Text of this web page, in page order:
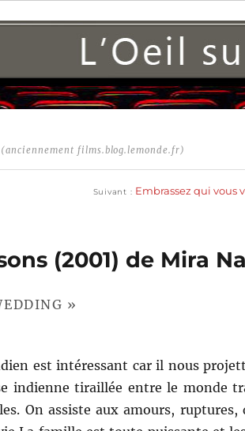
(anciennement films.blog.lemonde.fr)
Suivant Embrassez qui vous
(2001) de Mira
»
est intéressant car il nous
indienne tiraillée entre le monde
On assiste aux amours,